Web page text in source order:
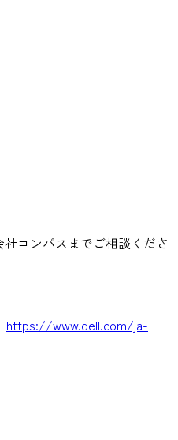
コンパスまでご相談くださ
https://www.dell.com/ja-